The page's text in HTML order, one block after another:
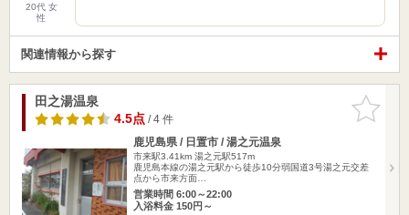
20代 女
性
関連情報から探す
お気に入
りに追加
田之湯温泉
4.5点/ 4 件
鹿児島県 / 日置市 / 湯之元温泉
市来駅3.41km 湯之元駅517m
鹿児島本線の湯之元駅から徒歩10分弱国道3号湯之元交差
点から市来方面…
営業時間 6:00～22:00
入浴料金 150円～